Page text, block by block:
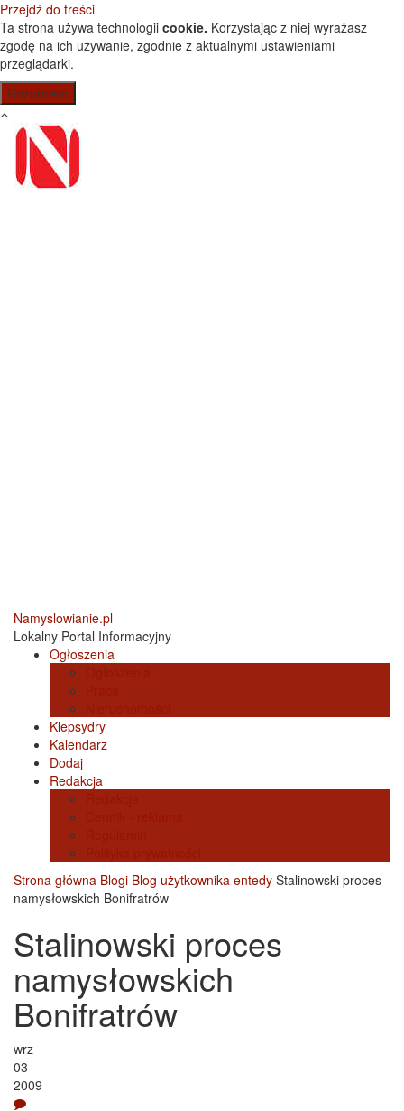
Przejdź do treści
Ta strona używa technologii cookie. Korzystając z niej wyrażasz
zgodę na ich używanie, zgodnie z aktualnymi ustawieniami
przeglądarki.
Namyslowianie.pl
Lokalny Portal Informacyjny
Ogłoszenia
Klepsydry
Kalendarz
Dodaj
Redakcja
Strona główna Blogi Blog użytkownika entedy Stalinowski proces
namysłowskich Bonifratrów
Stalinowski proces
namysłowskich
Bonifratrów
wrz
03
2009